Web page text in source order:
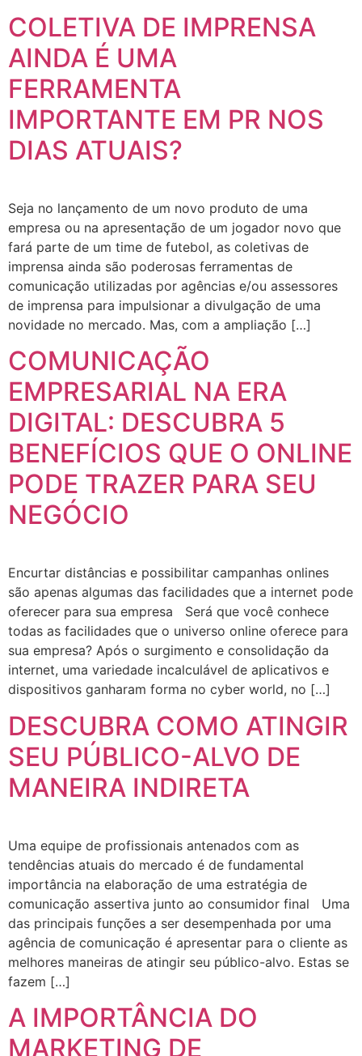
COLETIVA DE IMPRENSA
AINDA É UMA
FERRAMENTA
IMPORTANTE EM PR NOS
DIAS ATUAIS?
Seja no lançamento de um novo produto de uma
empresa ou na apresentação de um jogador novo que
fará parte de um time de futebol, as coletivas de
imprensa ainda são poderosas ferramentas de
comunicação utilizadas por agências e/ou assessores
de imprensa para impulsionar a divulgação de uma
novidade no mercado. Mas, com a ampliação […]
COMUNICAÇÃO
EMPRESARIAL NA ERA
DIGITAL: DESCUBRA 5
BENEFÍCIOS QUE O ONLINE
PODE TRAZER PARA SEU
NEGÓCIO
Encurtar distâncias e possibilitar campanhas onlines
são apenas algumas das facilidades que a internet pode
oferecer para sua empresa Será que você conhece
todas as facilidades que o universo online oferece para
sua empresa? Após o surgimento e consolidação da
internet, uma variedade incalculável de aplicativos e
dispositivos ganharam forma no cyber world, no […]
DESCUBRA COMO ATINGIR
SEU PÚBLICO-ALVO DE
MANEIRA INDIRETA
Uma equipe de profissionais antenados com as
tendências atuais do mercado é de fundamental
importância na elaboração de uma estratégia de
comunicação assertiva junto ao consumidor final Uma
das principais funções a ser desempenhada por uma
agência de comunicação é apresentar para o cliente as
melhores maneiras de atingir seu público-alvo. Estas se
fazem […]
A IMPORTÂNCIA DO
MARKETING DE